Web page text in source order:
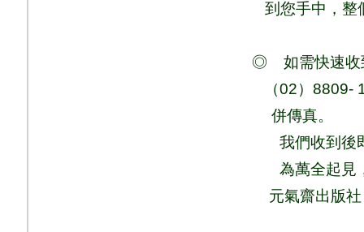
到您手中，整
◎
如需快速
（02） 8809-
併傳真。
我們收到後
為萬全起見
元氣齋出版社